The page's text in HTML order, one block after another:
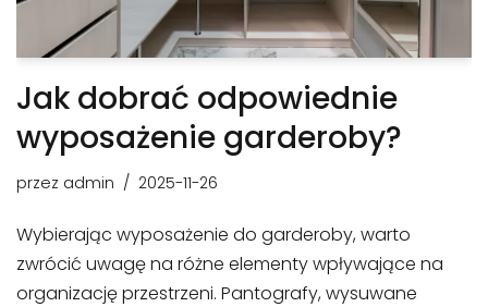
Jak dobrać odpowiednie
wyposażenie garderoby?
przez admin 2025-11-26
Wybierając wyposażenie do garderoby, warto
zwrócić uwagę na różne elementy wpływające na
organizację przestrzeni. Pantografy, wysuwane